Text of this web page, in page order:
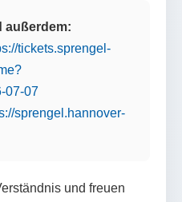
außerdem:
tickets.sprengel-
07-07
sprengel.hannover-
und freuen